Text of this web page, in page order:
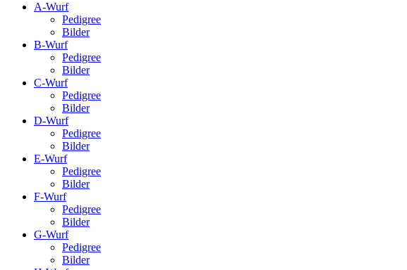
A-Wurf
Pedigree
Bilder
B-Wurf
Pedigree
Bilder
C-Wurf
Pedigree
Bilder
D-Wurf
Pedigree
Bilder
E-Wurf
Pedigree
Bilder
F-Wurf
Pedigree
Bilder
G-Wurf
Pedigree
Bilder